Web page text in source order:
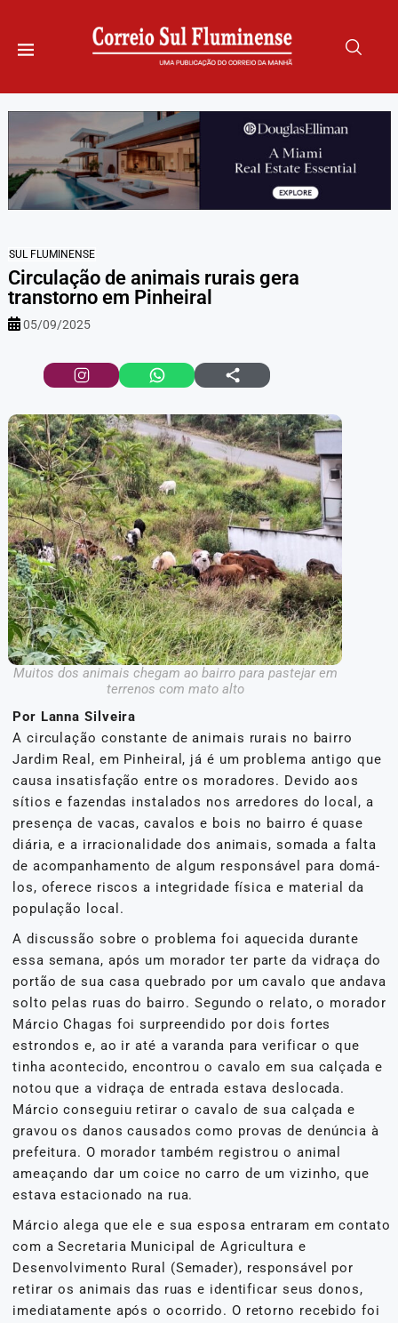
SUL FLUMINENSE
Circulação de animais rurais gera
transtorno em Pinheiral
05/09/2025
Muitos dos animais chegam ao bairro para pastejar em
terrenos com mato alto
Por Lanna Silveira
A circulação constante de animais rurais no bairro
Jardim Real, em Pinheiral, já é um problema antigo que
causa insatisfação entre os moradores. Devido aos
sítios e fazendas instalados nos arredores do local, a
presença de vacas, cavalos e bois no bairro é quase
diária, e a irracionalidade dos animais, somada a falta
de acompanhamento de algum responsável para domá-
los, oferece riscos a integridade física e material da
população local.
A discussão sobre o problema foi aquecida durante
essa semana, após um morador ter parte da vidraça do
portão de sua casa quebrado por um cavalo que andava
solto pelas ruas do bairro. Segundo o relato, o morador
Márcio Chagas foi surpreendido por dois fortes
estrondos e, ao ir até a varanda para verificar o que
tinha acontecido, encontrou o cavalo em sua calçada e
notou que a vidraça de entrada estava deslocada.
Márcio conseguiu retirar o cavalo de sua calçada e
gravou os danos causados como provas de denúncia à
prefeitura. O morador também registrou o animal
ameaçando dar um coice no carro de um vizinho, que
estava estacionado na rua.
Márcio alega que ele e sua esposa entraram em contato
com a Secretaria Municipal de Agricultura e
Desenvolvimento Rural (Semader), responsável por
retirar os animais das ruas e identificar seus donos,
imediatamente após o ocorrido. O retorno recebido foi